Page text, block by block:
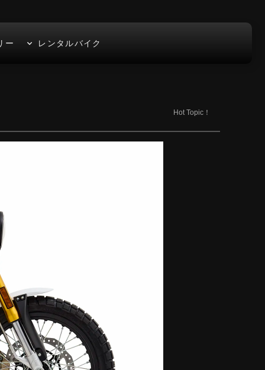
ー レンタルバイク
Hot Topic！